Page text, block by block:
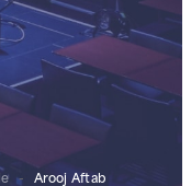
- Arooj Aftab